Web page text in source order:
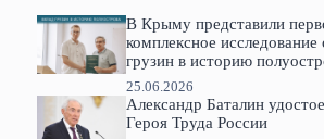
В Крыму представили
комплексное исследование
грузин в историю
25.06.2026
Александр Баталин
Героя Труда России